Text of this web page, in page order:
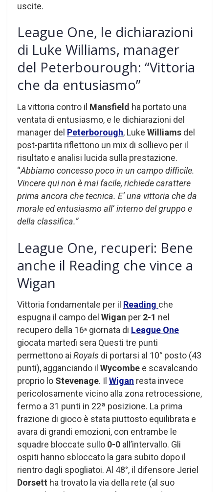
uscite.
League One, le dichiarazioni
di Luke Williams, manager
del Peterbourough: “Vittoria
che da entusiasmo”
La vittoria contro il Mansfield ha portato una
ventata di entusiasmo, e le dichiarazioni del
manager del Peterborough, Luke Williams del
post-partita riflettono un mix di sollievo per il
risultato e analisi lucida sulla prestazione.
“Abbiamo concesso poco in un campo difficile.
Vincere qui non è mai facile, richiede carattere
prima ancora che tecnica. E’ una vittoria che da
morale ed entusiasmo all’ interno del gruppo e
della classifica.”
League One, recuperi: Bene
anche il Reading che vince a
Wigan
Vittoria fondamentale per il Reading che
espugna il campo del Wigan per 2-1 nel
recupero della 16a giornata di League One
giocata martedì sera Questi tre punti
permettono ai Royals di portarsi al 10° posto (43
punti), agganciando il Wycombe e scavalcando
proprio lo Stevenage. Il Wigan resta invece
pericolosamente vicino alla zona retrocessione,
fermo a 31 punti in 22ª posizione. La prima
frazione di gioco è stata piuttosto equilibrata e
avara di grandi emozioni, con entrambe le
squadre bloccate sullo 0-0 all’intervallo. Gli
ospiti hanno sbloccato la gara subito dopo il
rientro dagli spogliatoi. Al 48°, il difensore Jeriel
Dorsett ha trovato la via della rete (al suo